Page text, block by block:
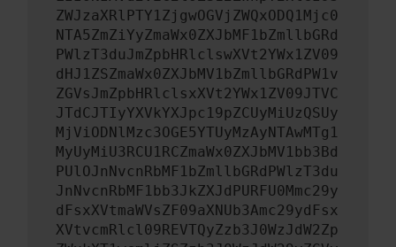
ZWJzaXRlPTY1ZjgwOGVjZWQxODQ1Mjc0
NTA5ZmZiYyZmaWx0ZXJbMF1bZmllbGRd
PWlzT3duJmZpbHRlclswXVt2YWx1ZV09
dHJ1ZSZmaWx0ZXJbMV1bZmllbGRdPW1v
ZGVsJmZpbHRlclsxXVt2YWx1ZV09JTVC
JTdCJTIyYXVkYXJpc19pZCUyMiUzQSUy
MjViODNlMzc3OGE5YTUyMzAyNTAwMTg1
MyUyMiU3RCU1RCZmaWx0ZXJbMV1bb3Bd
PUlOJnNvcnRbMF1bZmllbGRdPWlzT3du
JnNvcnRbMF1bb3JkZXJdPURFU0Mmc29y
dFsxXVtmaWVsZF09aXNUb3Amc29ydFsx
XVtvcmRlcl09REVTQyZzb3J0WzJdW2Zp